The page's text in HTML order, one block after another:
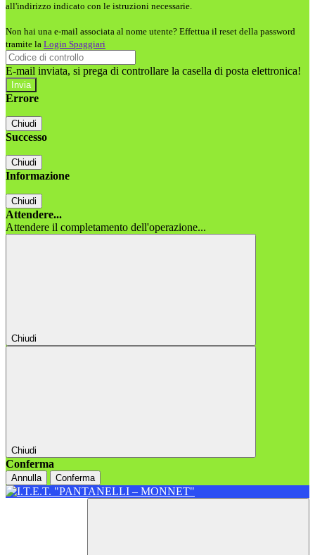
all'indirizzo indicato con le istruzioni necessarie.
Non hai una e-mail associata al nome utente? Effettua il reset della password
tramite la Login Spaggiari
E-mail inviata, si prega di controllare la casella di posta elettronica!
Errore
Chiudi
Successo
Chiudi
Informazione
Chiudi
Attendere...
Attendere il completamento dell'operazione...
Chiudi
Chiudi
Conferma
Annulla Conferma